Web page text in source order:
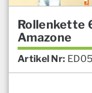
Rollenkette
Amazone
Artikel Nr: